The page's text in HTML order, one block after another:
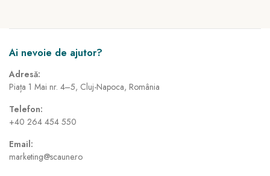
Ai nevoie de ajutor?
Adresă:
Piața 1 Mai nr. 4–5, Cluj-Napoca, România
Telefon:
+40 264 454 550
Email:
marketing@scaune.ro